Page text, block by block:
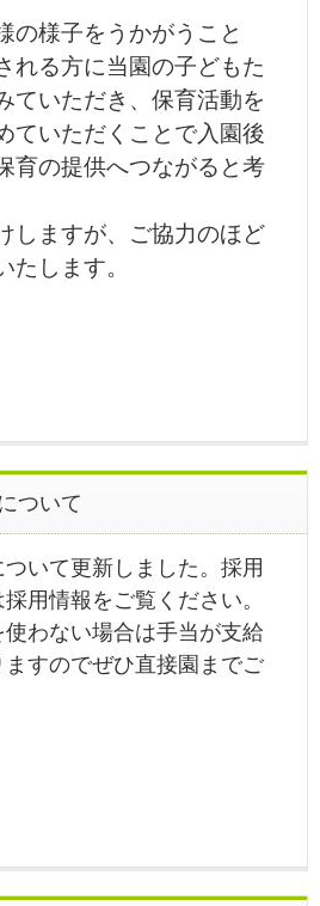
様子をうかがうこと
れる方に当園の子どもた
ていただき、保育活動を
ていただくことで入園後
育の提供へつながると考
しますが、ご協力のほど
たします。
ついて
いて更新しました。採用
用情報をご覧ください。
わない場合は手当が支給
すのでぜひ直接園までご